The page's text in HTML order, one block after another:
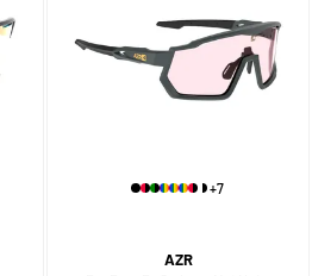
+7
AZR